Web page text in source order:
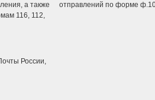
а также
116, 112,
отправлений по форме
России,